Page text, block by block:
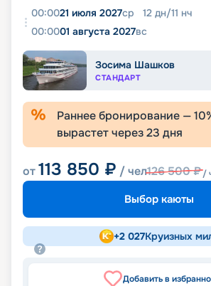
00:0021 июля 2027ср 12 дн/11 нч
00:0001 августа 2027вс
Зосима Шашков
СТАНДАРТ
Раннее бронирование —10
вырастет через23 дня
от113 850 ₽ / чел126 500₽/
Выбор каюты
+2 027Круизных
Добавить в